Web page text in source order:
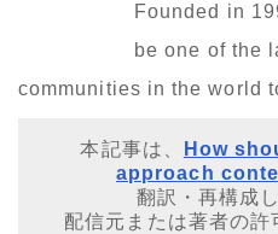
Founded in
be one of the
communities in the world
本記事は、
How
approach
翻訳・再構成
配信元または著者の許